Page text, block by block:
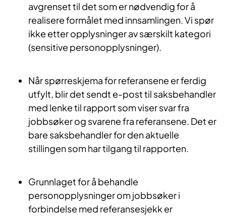
avgrenset til det som er nødvendig for å
realisere formålet med innsamlingen. Vi spør
ikke etter opplysninger av særskilt kategori
(sensitive personopplysninger).
Når spørreskjema for referansene er ferdig
utfylt, blir det sendt e-post til saksbehandler
med lenke til rapport som viser svar fra
jobbsøker og svarene fra referansene. Det er
bare saksbehandler for den aktuelle
stillingen som har tilgang til rapporten.
Grunnlaget for å behandle
personopplysninger om jobbsøker i
forbindelse med referansesjekk er